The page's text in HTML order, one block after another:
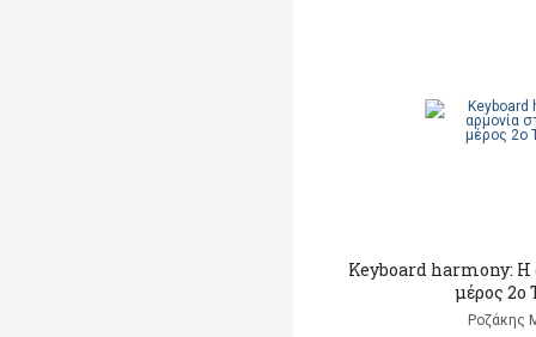
Keyboard harmony: Η
μέρος 2ο
Ροζάκης